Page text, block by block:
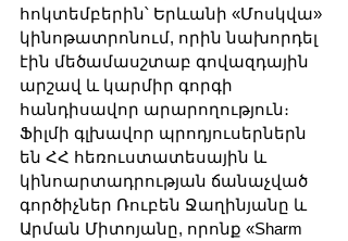
հոկտեմբերին՝ Երևանի «Մոսկվա»
կինոթատրոնում, որին նախորդել
էին մեծամասշտաբ գովազդային
արշավ և կարմիր գորգի
հանդիսավոր արարողություն։
Ֆիլմի գլխավոր պրոդյուսերներն
են ՀՀ հեռուստատեսային և
կինոարտադրության ճանաչված
գործիչներ Ռուբեն Ջաղինյանը և
Արման Միտոյանը, որոնք «Sharm